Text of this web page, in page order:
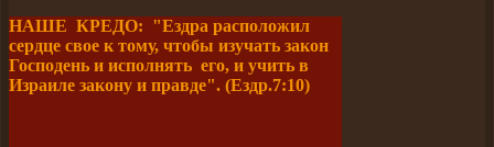
НАШЕ КРЕДО: "Ездра расположил
сердце свое к тому, чтобы изучать закон
Господень и исполнять его, и учить в
Израиле закону и правде". (Ездр.7:10)